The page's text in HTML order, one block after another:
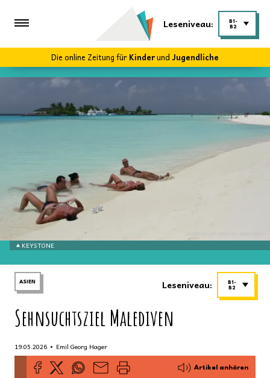
Leseniveau:
B1-
B2
Die online Zeitung fürKinderundJugendliche
KEYSTONE
ASIEN Leseniveau:
B1-
B2
Sehnsuchtsziel Malediven
19.05.2026 • Emil Georg Hager
Artikel anhören